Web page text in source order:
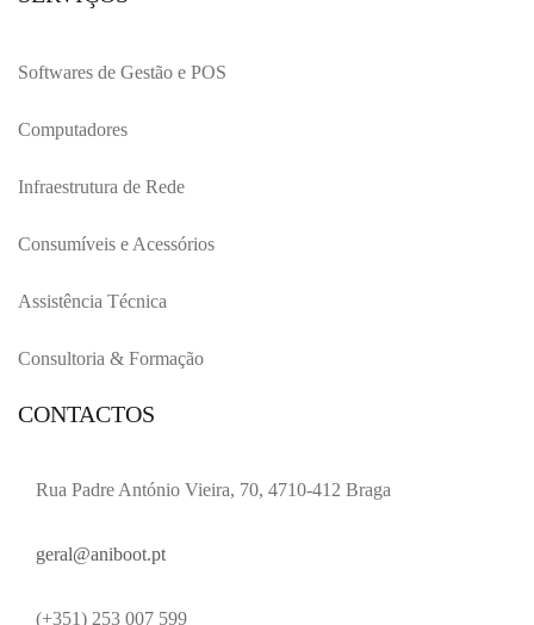
Softwares de Gestão e POS
Computadores
Infraestrutura de Rede
Consumíveis e Acessórios
Assistência Técnica
Consultoria & Formação
CONTACTOS
Rua Padre António Vieira, 70, 4710-412 Braga
geral@aniboot.pt
(+351) 253 007 599